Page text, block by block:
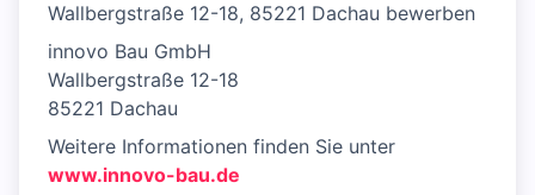
Wallbergstraße 12-18, 85221 Dachau bewerben
innovo Bau GmbH
Wallbergstraße 12-18
85221 Dachau
Weitere Informationen finden Sie unter
www.innovo-bau.de